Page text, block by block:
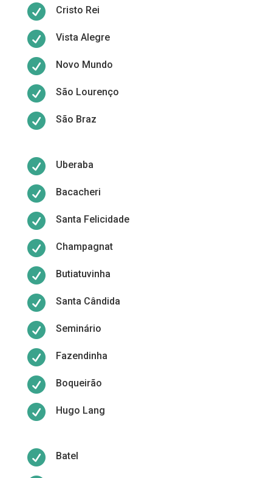
 Cristo Rei
 Vista Alegre
 Novo Mundo
 São Lourenço
 São Braz
 Uberaba
 Bacacheri
 Santa Felicidade
 Champagnat
 Butiatuvinha
 Santa Cândida
 Seminário
 Fazendinha
 Boqueirão
 Hugo Lang
 Batel